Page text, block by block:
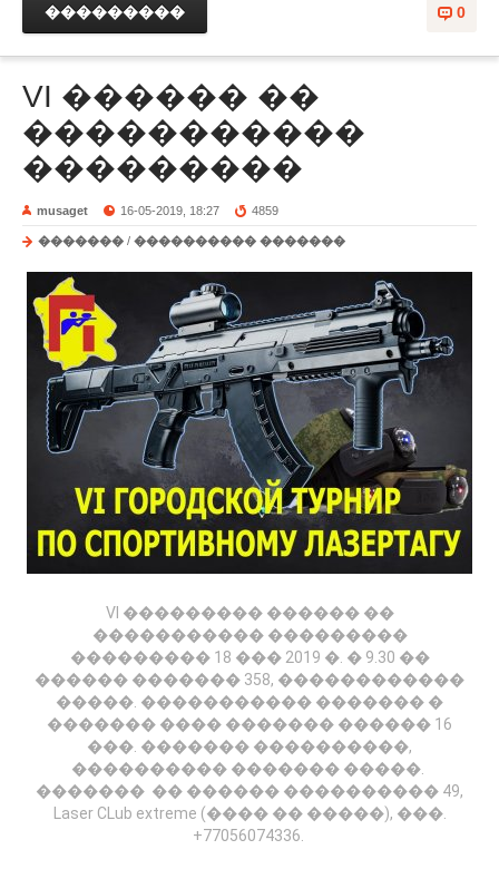
0
���������
VI ������ ��
�����������
���������
musaget 16-05-2019, 18:27 4859
������� / ���������� �������
VI ��������� ������ ��
����������� ���������
��������� 18 ��� 2019 �. � 9.30 ��
������ ������� 358, ������������
�����. ����������� ������� �
������� ���� ������� ������ 16
���. ������� ����������,
���������� ������� �����.
������� �� ������ ���������� 49,
Laser CLub extreme (���� �� �����), ���.
+77056074336.